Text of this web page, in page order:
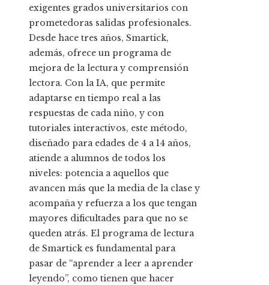
exigentes grados universitarios con
prometedoras salidas profesionales.
Desde hace tres años, Smartick,
además, ofrece un programa de
mejora de la lectura y comprensión
lectora. Con la IA, que permite
adaptarse en tiempo real a las
respuestas de cada niño, y con
tutoriales interactivos, este método,
diseñado para edades de 4 a 14 años,
atiende a alumnos de todos los
niveles: potencia a aquellos que
avancen más que la media de la clase y
acompaña y refuerza a los que tengan
mayores dificultades para que no se
queden atrás. El programa de lectura
de Smartick es fundamental para
pasar de “aprender a leer a aprender
leyendo”, como tienen que hacer